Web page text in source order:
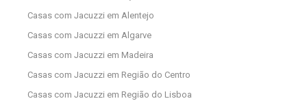
Casas com Jacuzzi em Alentejo
Casas com Jacuzzi em Algarve
Casas com Jacuzzi em Madeira
Casas com Jacuzzi em Região do Centro
Casas com Jacuzzi em Região do Lisboa